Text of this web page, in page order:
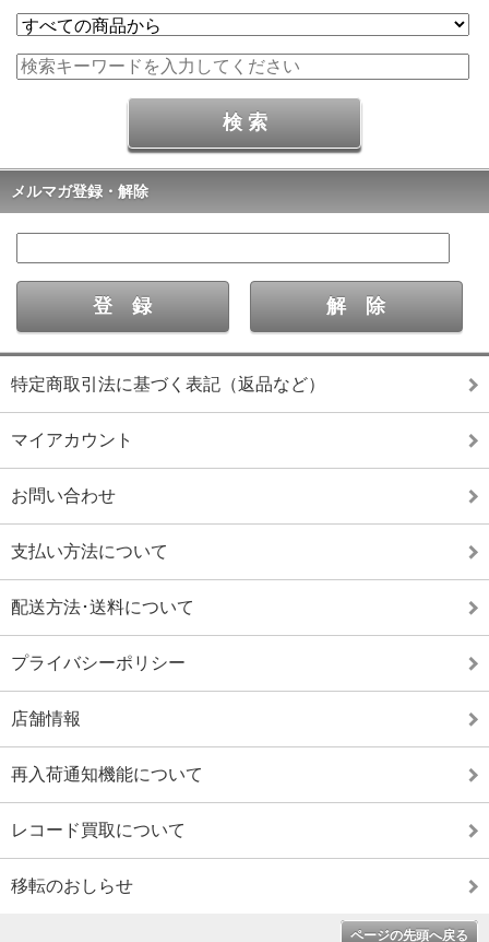
メルマガ登録・解除
特定商取引法に基づく表記（返品など）
マイアカウント
お問い合わせ
支払い方法について
配送方法･送料について
プライバシーポリシー
店舗情報
再入荷通知機能について
レコード買取について
移転のおしらせ
ページの先頭へ戻る